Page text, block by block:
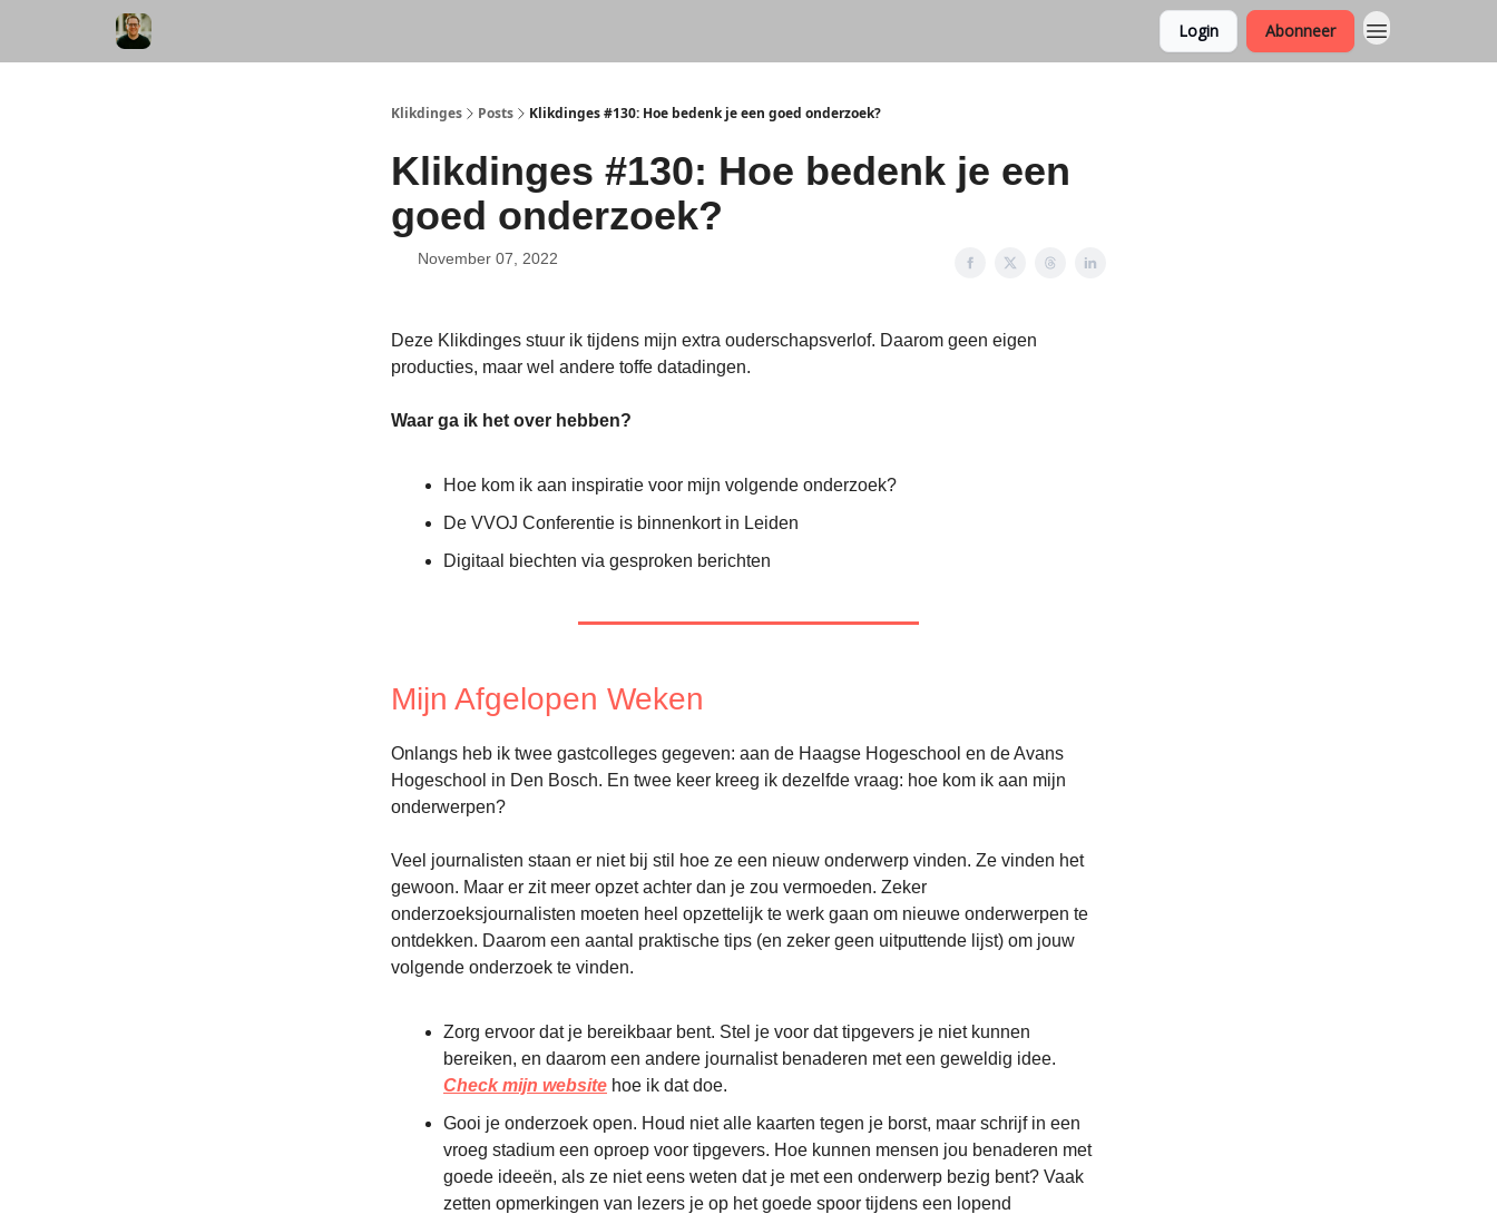
Login Abonneer
Klikdinges Posts Klikdinges #130: Hoe bedenk je een goed onderzoek?
Klikdinges #130: Hoe bedenk je een
goed onderzoek?
November 07, 2022
Deze Klikdinges stuur ik tijdens mijn extra ouderschapsverlof. Daarom geen eigen
producties, maar wel andere toffe datadingen.
Waar ga ik het over hebben?
Hoe kom ik aan inspiratie voor mijn volgende onderzoek?
De VVOJ Conferentie is binnenkort in Leiden
Digitaal biechten via gesproken berichten
Mijn Afgelopen Weken
Onlangs heb ik twee gastcolleges gegeven: aan de Haagse Hogeschool en de Avans
Hogeschool in Den Bosch. En twee keer kreeg ik dezelfde vraag: hoe kom ik aan mijn
onderwerpen?
Veel journalisten staan er niet bij stil hoe ze een nieuw onderwerp vinden. Ze vinden het
gewoon. Maar er zit meer opzet achter dan je zou vermoeden. Zeker
onderzoeksjournalisten moeten heel opzettelijk te werk gaan om nieuwe onderwerpen te
ontdekken. Daarom een aantal praktische tips (en zeker geen uitputtende lijst) om jouw
volgende onderzoek te vinden.
Zorg ervoor dat je bereikbaar bent. Stel je voor dat tipgevers je niet kunnen
bereiken, en daarom een andere journalist benaderen met een geweldig idee.
Check mijn website hoe ik dat doe.
Gooi je onderzoek open. Houd niet alle kaarten tegen je borst, maar schrijf in een
vroeg stadium een oproep voor tipgevers. Hoe kunnen mensen jou benaderen met
goede ideeën, als ze niet eens weten dat je met een onderwerp bezig bent? Vaak
zetten opmerkingen van lezers je op het goede spoor tijdens een lopend